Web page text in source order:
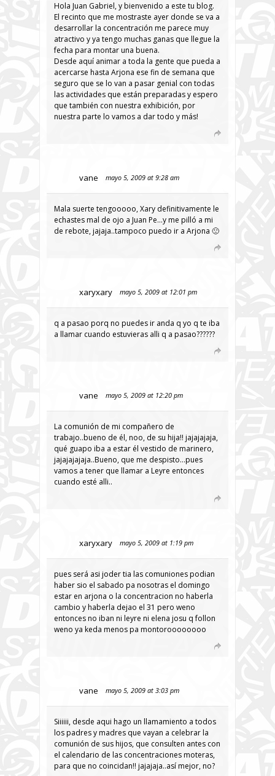
Hola Juan Gabriel, y bienvenido a este tu blog.
El recinto que me mostraste ayer donde se va a
desarrollar la concentración me parece muy
atractivo y ya tengo muchas ganas que llegue la
fecha para montar una buena.
Desde aquí animar a toda la gente que pueda a
acercarse hasta Arjona ese fin de semana que
seguro que se lo van a pasar genial con todas
las actividades que están preparadas y espero
que también con nuestra exhibición, por
nuestra parte lo vamos a dar todo y más!
vane mayo 5, 2009 at 9:28 am
Mala suerte tengooooo, Xary definitivamente le
echastes mal de ojo a Juan Pe…y me pilló a mi
de rebote, jajaja..tampoco puedo ir a Arjona 🙁
xaryxary mayo 5, 2009 at 12:01 pm
q a pasao porq no puedes ir anda q yo q te iba
a llamar cuando estuvieras alli q a pasao??????
vane mayo 5, 2009 at 12:20 pm
La comunión de mi compañero de
trabajo..bueno de él, noo, de su hija!! jajajajaja,
qué guapo iba a estar él vestido de marinero,
jajajajajaja..Bueno, que me despisto…pues
vamos a tener que llamar a Leyre entonces
cuando esté alli..
xaryxary mayo 5, 2009 at 1:19 pm
pues será asi joder tia las comuniones podian
haber sio el sabado pa nosotras el domingo
estar en arjona o la concentracion no haberla
cambio y haberla dejao el 31 pero weno
entonces no iban ni leyre ni elena josu q follon
weno ya keda menos pa montoroooooooo
vane mayo 5, 2009 at 3:03 pm
Siiiiii, desde aqui hago un llamamiento a todos
los padres y madres que vayan a celebrar la
comunión de sus hijos, que consulten antes con
el calendario de las concentraciones moteras,
para que no coincidan!! jajajaja..así mejor, no?